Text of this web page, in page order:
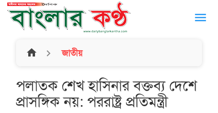
menu
home জাতীয়
পলাতক শেখ হাসিনার বক্তব্য দেশে
প্রাসঙ্গিক নয়: পররাষ্ট্র প্রতিমন্ত্রী